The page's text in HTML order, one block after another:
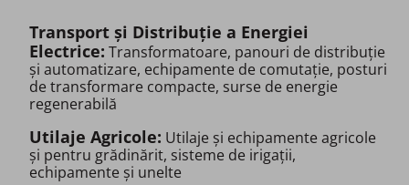
Transport și Distribuție a Energiei
Electrice: Transformatoare, panouri de distribuție
și automatizare, echipamente de comutație, posturi
de transformare compacte, surse de energie
regenerabilă​
Utilaje Agricole: Utilaje și echipamente agricole
și pentru grădinărit, sisteme de irigații,
echipamente și unelte​